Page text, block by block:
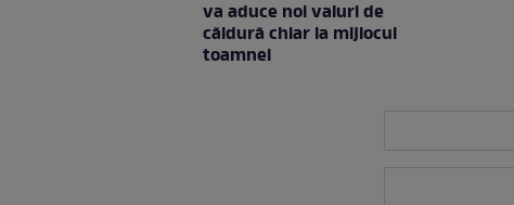
va aduce noi valuri de
căldură chiar la mijlocul
toamnei